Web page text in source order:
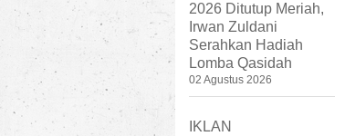
2026 Ditutup Meriah,
Irwan Zuldani
Serahkan Hadiah
Lomba Qasidah
02 Agustus 2026
IKLAN